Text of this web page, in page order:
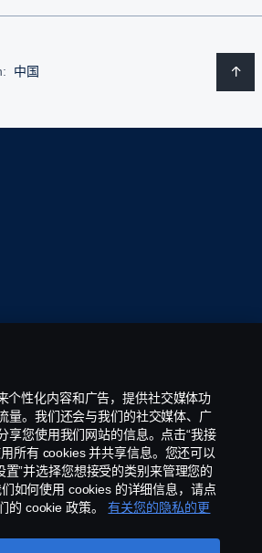
中国
个性化内容和广告，提供社交媒体功
量。我们还会与我们的社交媒体、广
享您使用我们网站的信息。点击“我接
所有 cookies 并共享信息。您还可以
置”并选择您想接受的类别来管理您的
如何使用 cookies 的详细信息，请点
的 cookie 政策。
有关您的隐私的更